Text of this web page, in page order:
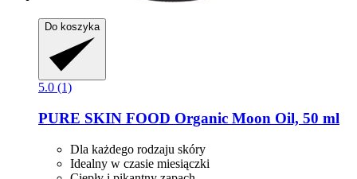
Do koszyka
5.0 (1)
PURE SKIN FOOD Organic Moon Oil, 50 ml
Dla każdego rodzaju skóry
Idealny w czasie miesiączki